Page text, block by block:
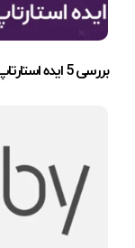
بررسی 5 ایده استارتاپ خلاقانه و پول‌ساز با هوش مصنوعی